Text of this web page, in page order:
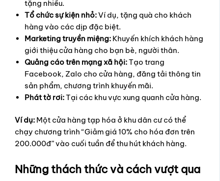
tặng nhiều.
Tổ chức sự kiện nhỏ:Ví dụ, tặng quà cho khách
hàng vào các dịp đặc biệt.
Marketing truyền miệng: Khuyến khích khách hàng
giới thiệu cửa hàng cho bạn bè, người thân.
Quảng cáo trên mạng xã hội:Tạo trang
Facebook, Zalo cho cửa hàng, đăng tải thông tin
sản phẩm, chương trình khuyến mãi.
Phát tờ rơi:Tại các khu vực xung quanh cửa hàng.
Ví dụ: Một cửa hàng tạp hóa ở khu dân cư có thể
chạy chương trình “Giảm giá 10% cho hóa đơn trên
200.000đ” vào cuối tuần để thu hút khách hàng.
Những thách thức và cách vượt qua